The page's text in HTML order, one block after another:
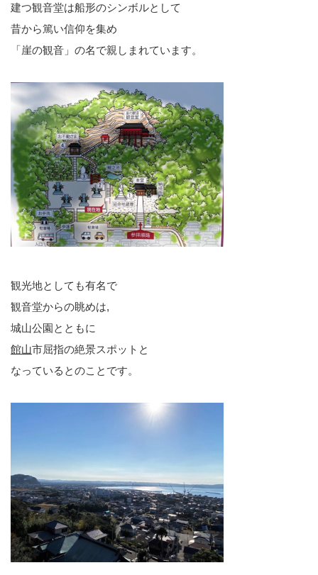
建つ観音堂は船形のシンボルとして
昔から篤い信仰を集め
「崖の観音」の名で親しまれています。
観光地としても有名で
観音堂からの眺めは,
城山公園とともに
館山市屈指の絶景スポットと
なっているとのことです。